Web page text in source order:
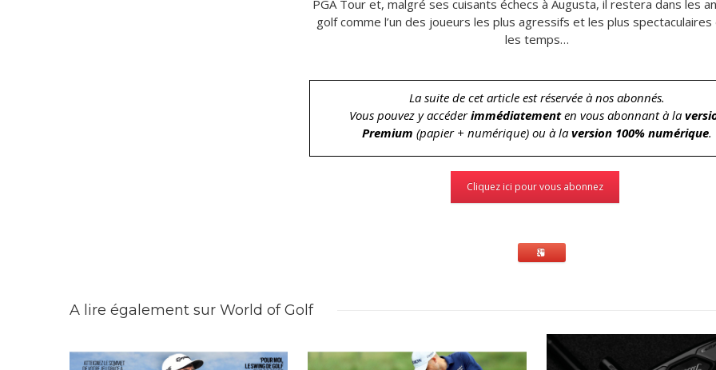
PGA Tour et, malgré ses cuisants échecs à Augusta, il restera dans les
golf comme l’un des joueurs les plus agressifs et les plus
les temps…
La suite de cet article est réservée à nos abonnés.
Vous pouvez y accéderimmédiatementen vous abonnant à la
Premium (papier + numérique) ou à la version 100% numérique.
Cliquez ici pour vous abonnez
A lire également sur World of Golf